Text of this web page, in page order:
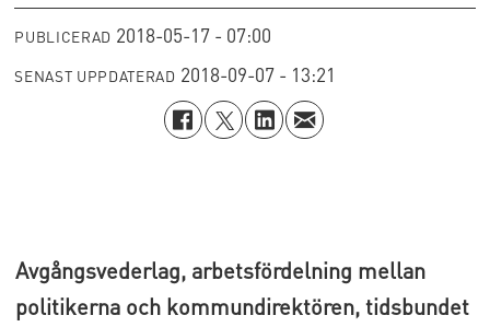
PUBLICERAD 2018-05-17 - 07:00
SENAST UPPDATERAD 2018-09-07 - 13:21
Avgångsvederlag, arbetsfördelning mellan
politikerna och kommundirektören, tidsbundet